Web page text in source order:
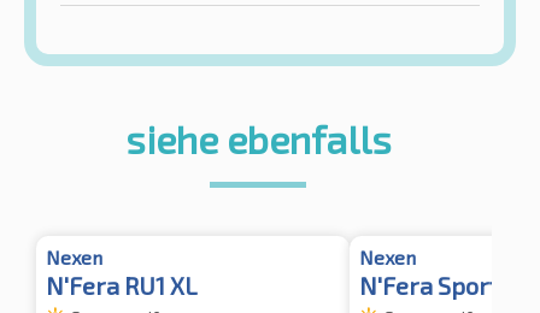
siehe ebenfalls
Nexen
N'Fera RU1 XL
Nexen
N'Fera Sport